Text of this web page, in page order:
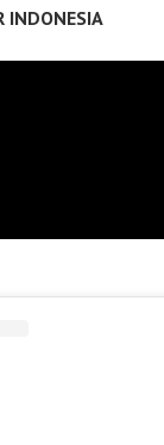
INDONESIA